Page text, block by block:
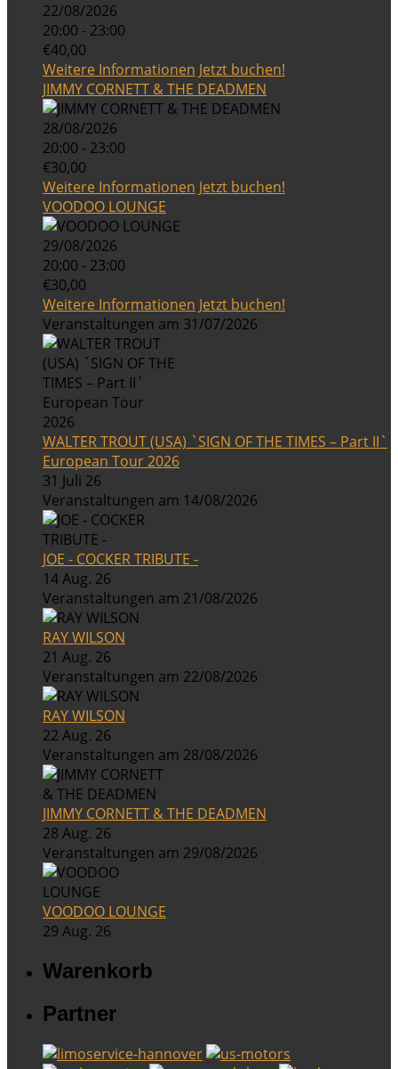
22/08/2026
20:00 - 23:00
€40,00
Weitere Informationen Jetzt buchen!
JIMMY CORNETT & THE DEADMEN
28/08/2026
20:00 - 23:00
€30,00
Weitere Informationen Jetzt buchen!
VOODOO LOUNGE
29/08/2026
20:00 - 23:00
€30,00
Weitere Informationen Jetzt buchen!
Veranstaltungen am 31/07/2026
WALTER TROUT (USA) `SIGN OF THE TIMES – Part II`
European Tour 2026
31 Juli 26
Veranstaltungen am 14/08/2026
JOE - COCKER TRIBUTE -
14 Aug. 26
Veranstaltungen am 21/08/2026
RAY WILSON
21 Aug. 26
Veranstaltungen am 22/08/2026
RAY WILSON
22 Aug. 26
Veranstaltungen am 28/08/2026
JIMMY CORNETT & THE DEADMEN
28 Aug. 26
Veranstaltungen am 29/08/2026
VOODOO LOUNGE
29 Aug. 26
Warenkorb
Partner